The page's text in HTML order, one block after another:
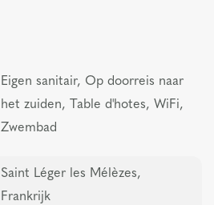
Eigen sanitair, Op doorreis naar
het zuiden, Table d'hotes, WiFi,
Zwembad
Saint Léger les Mélèzes,
Frankrijk